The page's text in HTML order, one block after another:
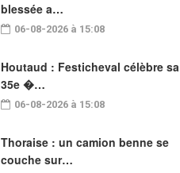
blessée a…
06-08-2026 à 15:08
Houtaud : Festicheval célèbre sa
35e �…
06-08-2026 à 15:08
Thoraise : un camion benne se
couche sur…